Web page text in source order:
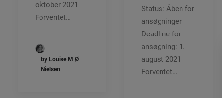
oktober 2021
Forventet…
by Louise M Ø
Nielsen
Status: Åben for
ansøgninger
Deadline for
ansøgning: 1.
august 2021
Forventet…